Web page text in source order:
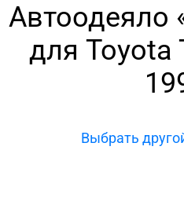
Автоодеяло
для Toyota
Выбрать